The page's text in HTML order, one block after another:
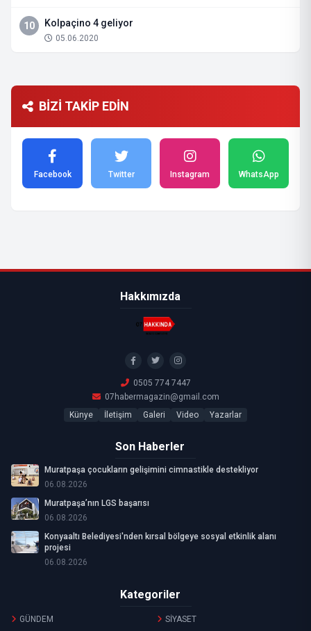
10 Kolpaçino 4 geliyor
05.06.2020
BİZİ TAKİP EDİN
Facebook Twitter Instagram WhatsApp
Hakkımızda
0505 774 7447
07habermagazin@gmail.com
Künye
İletişim Galeri Video Yazarlar
Son Haberler
Muratpaşa çocukların gelişimini cimnastikle destekliyor
06.08.2026
Muratpaşa’nın LGS başarısı
06.08.2026
Konyaaltı Belediyesi'nden kırsal bölgeye sosyal etkinlik alanı
projesi
06.08.2026
Kategoriler
GÜNDEM SİYASET